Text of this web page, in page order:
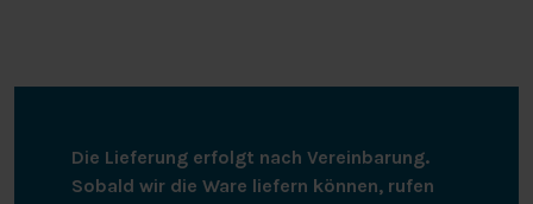
Die Lieferung erfolgt nach Vereinbarung.
Sobald wir die Ware liefern können, rufen